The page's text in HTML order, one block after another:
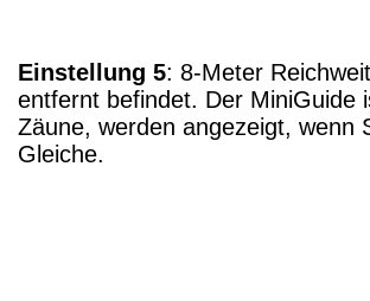
Einstellung 5: 8-Meter
entfernt befindet. Der MiniGuide
Zäune, werden angezeigt, wenn
Gleiche.